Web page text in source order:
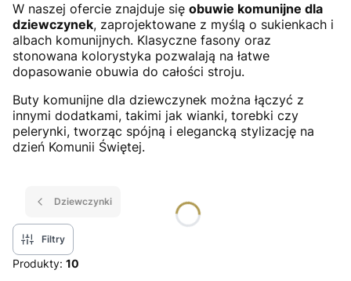
W naszej ofercie znajduje się obuwie komunijne dla
dziewczynek, zaprojektowane z myślą o sukienkach i
albach komunijnych. Klasyczne fasony oraz
stonowana kolorystyka pozwalają na łatwe
dopasowanie obuwia do całości stroju.
Buty komunijne dla dziewczynek można łączyć z
innymi dodatkami, takimi jak wianki, torebki czy
pelerynki, tworząc spójną i elegancką stylizację na
dzień Komunii Świętej.
Dziewczynki
Filtry
Produkty: 10